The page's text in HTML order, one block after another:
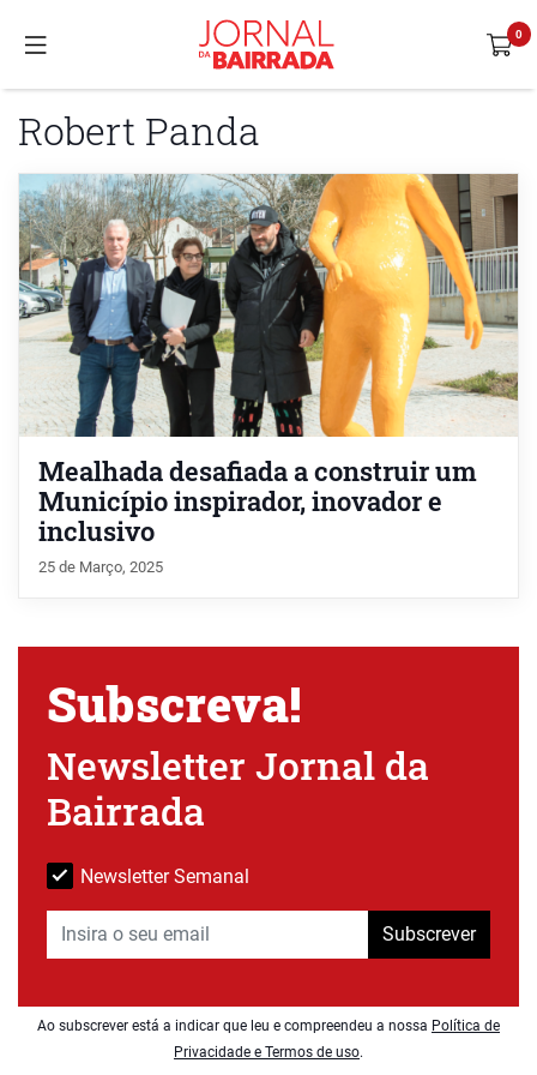
Robert Panda
Mealhada desafiada a construir um
Município inspirador, inovador e
inclusivo
25 de Março, 2025
Subscreva!
Newsletter Jornal da
Bairrada
Newsletter Semanal
Subscrever
Ao subscrever está a indicar que leu e compreendeu a nossa Política de
Privacidade e Termos de uso.